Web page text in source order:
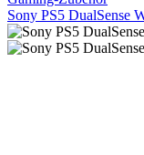
Sony PS5 DualSense